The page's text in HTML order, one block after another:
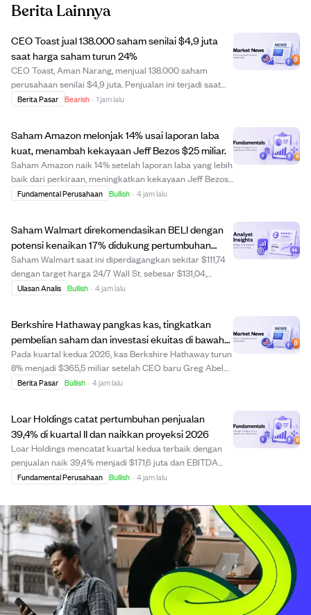
Berita Lainnya
CEO Toast jual 138.000 saham senilai $4,9 juta
saat harga saham turun 24%
CEO Toast, Aman Narang, menjual 138.000 saham
perusahaan senilai $4,9 juta. Penjualan ini terjadi saat
harga saham Toast turun 24%, yang bisa menandakan
Berita Pasar Bearish · 1 jam lalu
Saham Amazon melonjak 14% usai laporan laba
kuat, menambah kekayaan Jeff Bezos $25 miliar.
Saham Amazon naik 14% setelah laporan laba yang lebih
baik dari perkiraan, meningkatkan kekayaan Jeff Bezos
sebesar $25 miliar. Kinerja keuangan yang kuat ini
Fundamental Perusahaan Bullish · 4 jam lalu
Saham Walmart direkomendasikan BELI dengan
potensi kenaikan 17% didukung pertumbuhan
eCommerce dan iklan yang kuat.
Saham Walmart saat ini diperdagangkan sekitar $111,74
dengan target harga 24/7 Wall St. sebesar $131,04,
menunjukkan potensi kenaikan 17,27% dalam setahun ke
Ulasan Analis Bullish · 4 jam lalu
Berkshire Hathaway pangkas kas, tingkatkan
pembelian saham dan investasi ekuitas di bawah
CEO baru Greg Abel.
Pada kuartal kedua 2026, kas Berkshire Hathaway turun
8% menjadi $365,5 miliar setelah CEO baru Greg Abel
meningkatkan pengeluaran, termasuk pembelian
Berita Pasar Bullish · 4 jam lalu
Loar Holdings catat pertumbuhan penjualan
39,4% di kuartal II dan naikkan proyeksi 2026
Loar Holdings mencatat kuartal kedua terbaik dengan
penjualan naik 39,4% menjadi $171,6 juta dan EBITDA
disesuaikan naik 47,4% menjadi $69,4 juta. Pertumbuhan
manajemen menaikkan panduan untuk 2026. Nam...
Fundamental Perusahaan Bullish · 4 jam lalu